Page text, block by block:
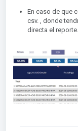
En caso de que
csv. , donde
directa el reporte.